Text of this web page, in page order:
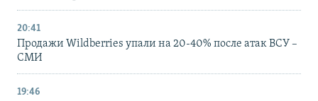
20:41
Продажи Wildberries упали на 20-40% после атак ВСУ –
СМИ
19:46